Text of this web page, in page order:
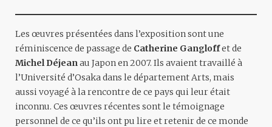
Les œuvres présentées dans l’exposition sont une
réminiscence de passage de Catherine Gangloffet de
Michel Déjean au Japon en 2007. Ils avaient travaillé à
l’Université d’Osaka dans le département Arts, mais
aussi voyagé à la rencontre de ce pays qui leur était
inconnu. Ces œuvres récentes sont le témoignage
personnel de ce qu’ils ont pu lire et retenir de ce monde